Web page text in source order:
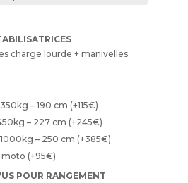
charge lourde + manivelles
– 190 cm (+115€)
– 227 cm (+245€)
– 250 cm (+385€)
moto (+95€)
POUR RANGEMENT